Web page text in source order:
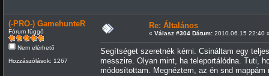
(-PRO-) GamehunteR
Fórum függő
Nem elérhető
Hozzászólások: 1267
Re: Általános
« Válasz #304 Dátum:2010.06.15 22:40
Segítséget szeretnék kérni. Csináltam egy
messzire. Olyan mint, ha teleportálódna. Tuti,
módosítottam. Megnéztem, az én snd